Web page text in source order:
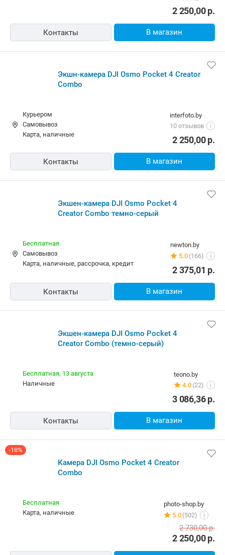
2 250,00р.
Контакты В магазин
Экшн-камера DJI Osmo Pocket 4 Creator
Combo
interfoto.by
10 отзывов
i
Курьером
Самовывоз
карта, наличные
2 250,00р.
Контакты В магазин
Экшен-камера DJI Osmo Pocket 4
Creator Combo темно-серый
newton.by
5.0 (166) i
Бесплатная
Самовывоз
карта, наличные, рассрочка, кредит
2 375,01 р.
Контакты В магазин
Экшен-камера DJI Osmo Pocket 4
Creator Combo (темно-серый)
teono.by
4.0 (22) i
Бесплатная, 13 августа
наличные
3 086,36р.
Контакты В магазин
-18%
Камера DJI Osmo Pocket 4 Creator
Combo
photo-shop.by
5.0 (502) i
Бесплатная
карта, наличные
2 250,00р.
2 730,00р.